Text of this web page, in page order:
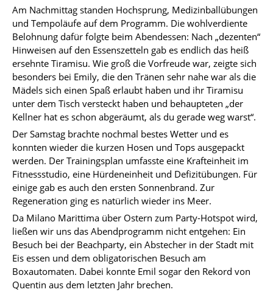
Am Nachmittag standen Hochsprung, Medizinballübungen
und Tempoläufe auf dem Programm. Die wohlverdiente
Belohnung dafür folgte beim Abendessen: Nach „dezenten“
Hinweisen auf den Essenszetteln gab es endlich das heiß
ersehnte Tiramisu. Wie groß die Vorfreude war, zeigte sich
besonders bei Emily, die den Tränen sehr nahe war als die
Mädels sich einen Spaß erlaubt haben und ihr Tiramisu
unter dem Tisch versteckt haben und behaupteten „der
Kellner hat es schon abgeräumt, als du gerade weg warst“.
Der Samstag brachte nochmal bestes Wetter und es
konnten wieder die kurzen Hosen und Tops ausgepackt
werden. Der Trainingsplan umfasste eine Krafteinheit im
Fitnessstudio, eine Hürdeneinheit und Defizitübungen. Für
einige gab es auch den ersten Sonnenbrand. Zur
Regeneration ging es natürlich wieder ins Meer.
Da Milano Marittima über Ostern zum Party-Hotspot wird,
ließen wir uns das Abendprogramm nicht entgehen: Ein
Besuch bei der Beachparty, ein Abstecher in der Stadt mit
Eis essen und dem obligatorischen Besuch am
Boxautomaten. Dabei konnte Emil sogar den Rekord von
Quentin aus dem letzten Jahr brechen.